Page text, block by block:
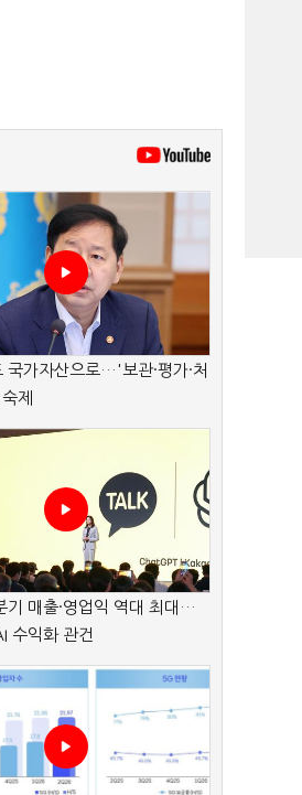
국가자산으로…'보관·평가·처
제
기 매출·영업익 역대 최대…
수익화 관건